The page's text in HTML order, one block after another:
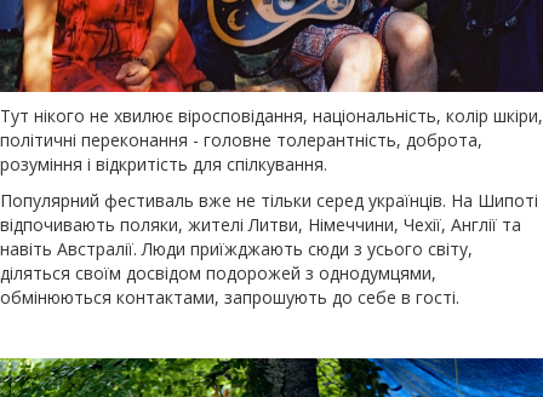
Тут нікого не хвилює віросповідання, національність, колір шкіри,
політичні переконання - головне толерантність, доброта,
розуміння і відкритість для спілкування.
Популярний фестиваль вже не тільки серед українців. На Шипоті
відпочивають поляки, жителі Литви, Німеччини, Чехії, Англії та
навіть Австралії. Люди приїжджають сюди з усього світу,
діляться своїм досвідом подорожей з однодумцями,
обмінюються контактами, запрошують до себе в гості.